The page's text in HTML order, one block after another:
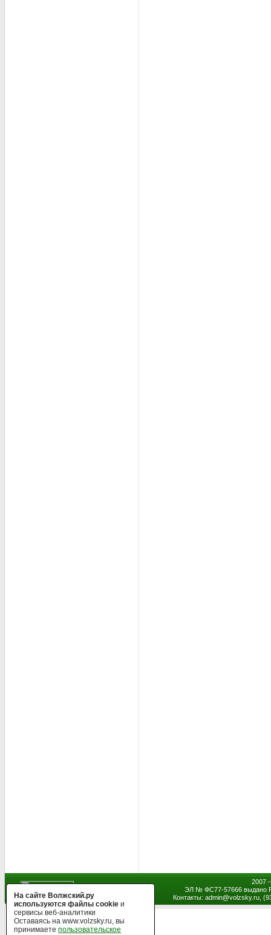
2007
ЭЛ № ФС77-57666 выдано
Контакты: admin@volzsky.ru,
На сайте Волжский.ру
используются файлы cookie и
сервисы веб-аналитики
Оставаясь на www.volzsky.ru, вы
принимаете пользовательское